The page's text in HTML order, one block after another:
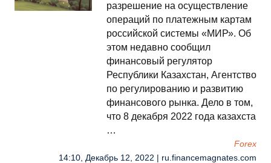
разрешение на осуществление
операций по платежным картам
российской системы «МИР». Об
этом недавно сообщил
финансовый регулятор
Республики Казахстан, Агентство
по регулированию и развитию
финансового рынка. Дело в том,
что 8 декабря 2022 года казахста
…
Forex
14:10, Декабрь 12, 2022 | ru.financemagnates.com